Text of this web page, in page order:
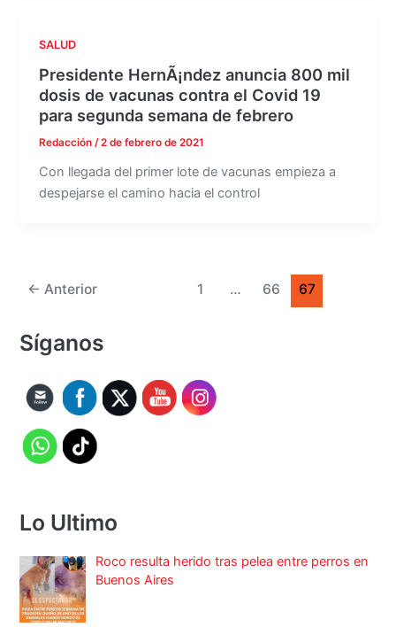
SALUD
Presidente HernÃ¡ndez anuncia 800 mil
dosis de vacunas contra el Covid 19
para segunda semana de febrero
Redacción/2 de febrero de 2021
Con llegada del primer lote de vacunas empieza a
despejarse el camino hacia el control
← Anterior 1 … 66 67
Síganos
Lo Ultimo
Roco resulta herido tras pelea entre perros en
Buenos Aires